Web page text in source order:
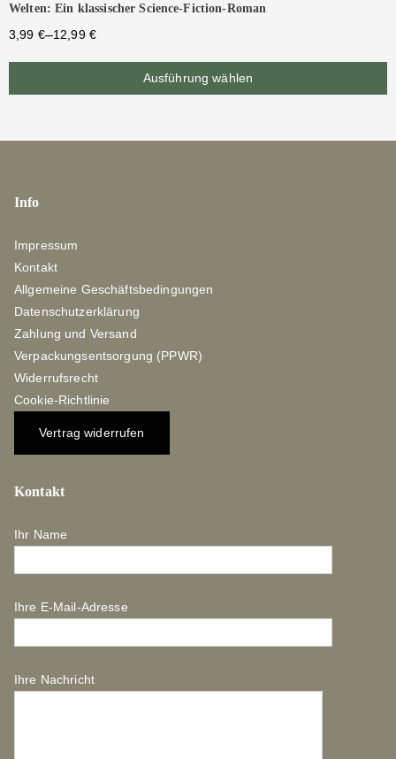
Welten: Ein klassischer Science-Fiction-Roman
3,99 €–12,99 €
Ausführung wählen
Info
Impressum
Kontakt
Allgemeine Geschäftsbedingungen
Datenschutzerklärung
Zahlung und Versand
Verpackungsentsorgung (PPWR)
Widerrufsrecht
Cookie-Richtlinie
Vertrag widerrufen
Kontakt
Ihr Name
Ihre E-Mail-Adresse
Ihre Nachricht